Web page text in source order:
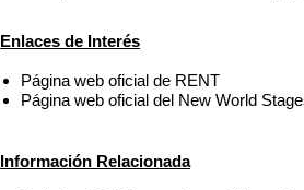
Enlaces de Interés
Página web oficial de RENT
Página web oficial del New World
Información Relacionada